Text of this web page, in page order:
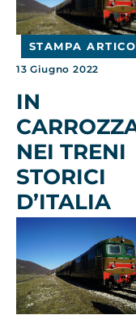
STAMPA
13 Giugno 2022
IN
NEI TRENI
STORICI
D’ITALIA